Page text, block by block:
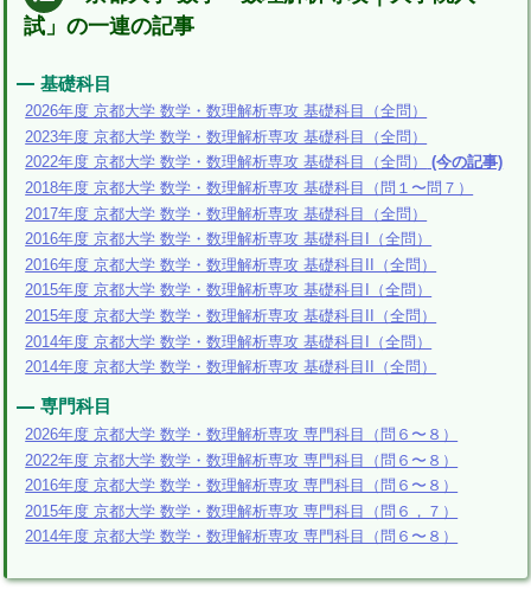
試」の一連の記事
基礎科目
2026年度 京都大学 数学・数理解析専攻 基礎科目（全問）
2023年度 京都大学 数学・数理解析専攻 基礎科目（全問）
2022年度 京都大学 数学・数理解析専攻 基礎科目（全問）
(今の記事)
2018年度 京都大学 数学・数理解析専攻 基礎科目（問１〜問７）
2017年度 京都大学 数学・数理解析専攻 基礎科目（全問）
2016年度 京都大学 数学・数理解析専攻 基礎科目I（全問）
2016年度 京都大学 数学・数理解析専攻 基礎科目II（全問）
2015年度 京都大学 数学・数理解析専攻 基礎科目I（全問）
2015年度 京都大学 数学・数理解析専攻 基礎科目II（全問）
2014年度 京都大学 数学・数理解析専攻 基礎科目I（全問）
2014年度 京都大学 数学・数理解析専攻 基礎科目II（全問）
専門科目
2026年度 京都大学 数学・数理解析専攻 専門科目（問６〜８）
2022年度 京都大学 数学・数理解析専攻 専門科目（問６〜８）
2016年度 京都大学 数学・数理解析専攻 専門科目（問６〜８）
2015年度 京都大学 数学・数理解析専攻 専門科目（問６，７）
2014年度 京都大学 数学・数理解析専攻 専門科目（問６〜８）